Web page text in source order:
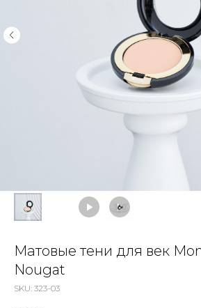
Матовые тени для век
Nougat
SKU: 323-03